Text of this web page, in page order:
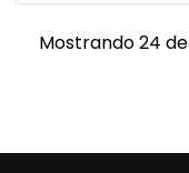
Mostrando 24